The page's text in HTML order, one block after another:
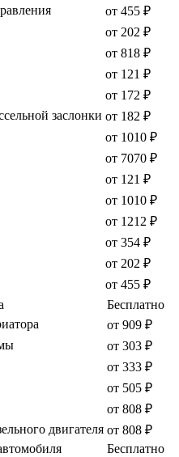
от 455 ₽
от 202 ₽
от 818 ₽
от 121 ₽
от 172 ₽
заслонки от 182 ₽
от 1010 ₽
от 7070 ₽
от 121 ₽
от 1010 ₽
от 1212 ₽
от 354 ₽
от 202 ₽
от 455 ₽
Бесплатно
от 909 ₽
от 303 ₽
от 333 ₽
от 505 ₽
от 808 ₽
двигателя от 808 ₽
Бесплатно